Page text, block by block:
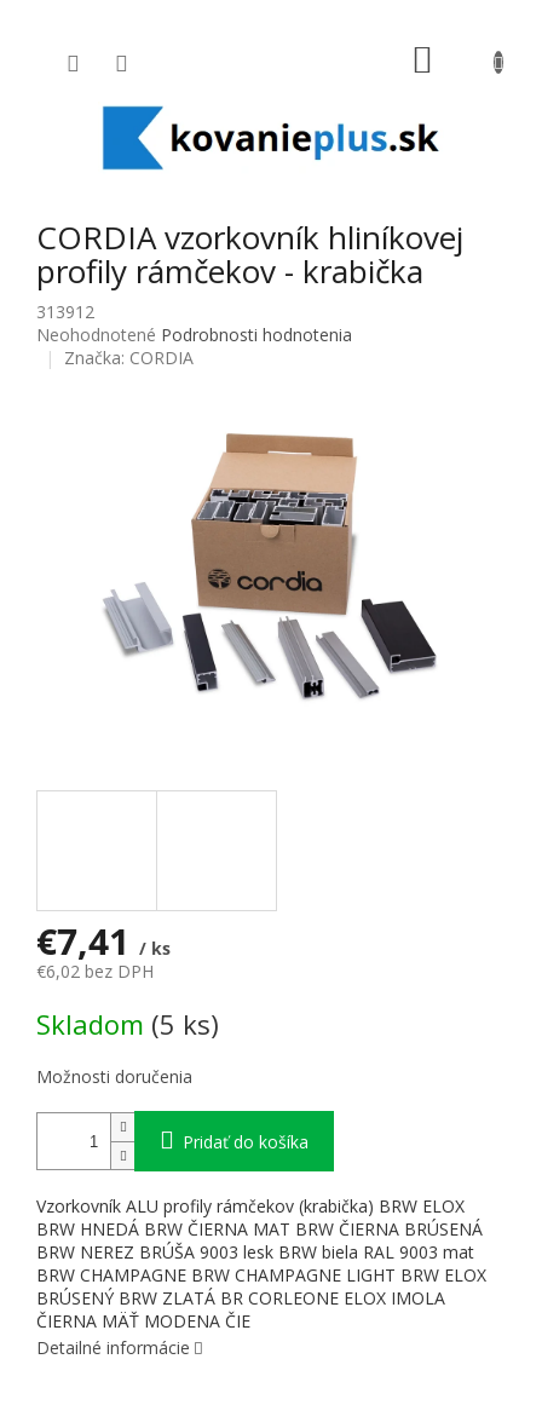
CORDIA vzorkovník hliníkovej
profily rámčekov - krabička
313912
Priemerné hodnotenie produktu je 0,0 z 5 hviezdičiek.
Neohodnotené Podrobnosti hodnotenia
Značka: CORDIA
€7,41
/ ks
€6,02 bez DPH
Skladom (5 ks)
Možnosti doručenia
Pridať do košíka
Vzorkovník ALU profily rámčekov (krabička) BRW ELOX
BRW HNEDÁ BRW ČIERNA MAT BRW ČIERNA BRÚSENÁ
BRW NEREZ BRÚŠA 9003 lesk BRW biela RAL 9003 mat
BRW CHAMPAGNE BRW CHAMPAGNE LIGHT BRW ELOX
BRÚSENÝ BRW ZLATÁ BR CORLEONE ELOX IMOLA
ČIERNA MÄŤ MODENA ČIE
Detailné informácie